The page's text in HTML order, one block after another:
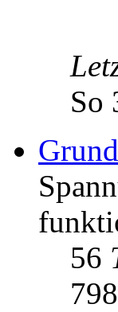
So
56
798